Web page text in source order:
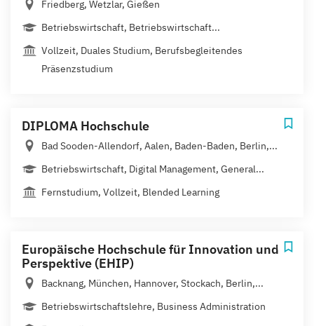
Friedberg, Wetzlar, Gießen
Betriebswirtschaft, Betriebswirtschaft...
Vollzeit, Duales Studium, Berufsbegleitendes
Präsenzstudium
DIPLOMA Hochschule
Bad Sooden-Allendorf, Aalen, Baden-Baden, Berlin,...
Betriebswirtschaft, Digital Management, General...
Fernstudium, Vollzeit, Blended Learning
Europäische Hochschule für Innovation und
Perspektive (EHIP)
Backnang, München, Hannover, Stockach, Berlin,...
Betriebswirtschaftslehre, Business Administration